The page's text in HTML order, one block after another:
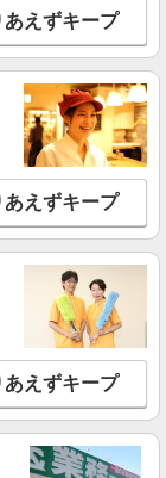
手当も含む ◎残
分〜） ◎賞
円 【実務
・2級）】 時給
を見る
内における介護業
・資格
あえずキープ
あえずキープ
あえずキープ